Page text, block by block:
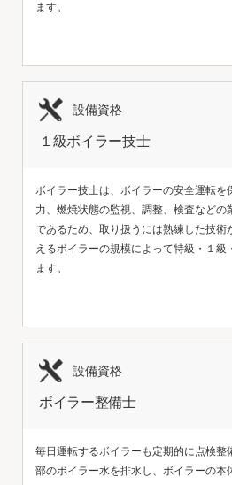
ます。
設備資格
１級ボイラー技士
ボイラー技士は、ボイラーの安全運転を
力、燃焼状態の監視、調整、検査などの
であるため、取り扱うには熟練した技術
えるボイラーの規模によって特級・１
ます。
設備資格
ボイラー整備士
毎日運転するボイラーも定期的に点検整
部のボイラー水を排水し、ボイラーの本